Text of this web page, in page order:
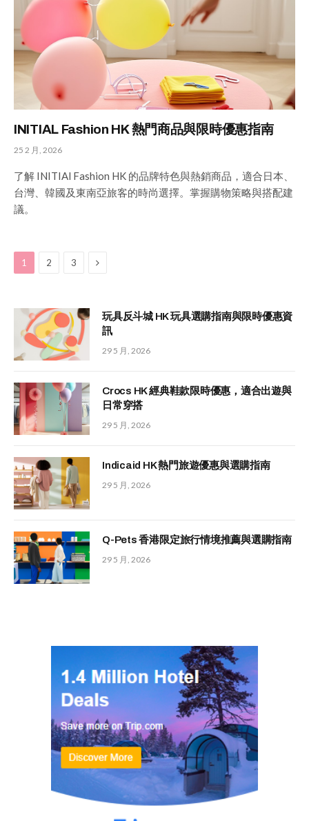
INITIAL Fashion HK 熱門商品與限時優惠指南
25 2 月, 2026
了解 INITIAl Fashion HK 的品牌特色與熱銷商品，適合日本、
台灣、韓國及東南亞旅客的時尚選擇。掌握購物策略與搭配建
議。
1 2 3 Next
玩具反斗城 HK 玩具選購指南與限時優惠資
訊
29 5 月, 2026
Crocs HK 經典鞋款限時優惠，適合出遊與
日常穿搭
29 5 月, 2026
Indicaid HK 熱門旅遊優惠與選購指南
29 5 月, 2026
Q-Pets 香港限定旅行情境推薦與選購指南
29 5 月, 2026